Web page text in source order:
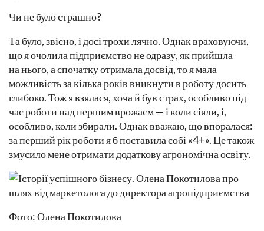
Чи не було страшно?
Та було, звісно, і досі трохи лячно. Однак враховуючи,
що я очолила підприємство не одразу, як прийшла
на нього, а спочатку отримала досвід, то я мала
можливість за кілька років вникнути в роботу досить
глибоко. Тож я взялася, хоча й був страх, особливо під
час роботи над першим врожаєм — і коли сіяли, і,
особливо, коли збирали. Однак вважаю, що впоралася:
за перший рік роботи я б поставила собі «4+». Це також
змусило мене отримати додаткову агрономічна освіту.
Фото: Олена Покотилова